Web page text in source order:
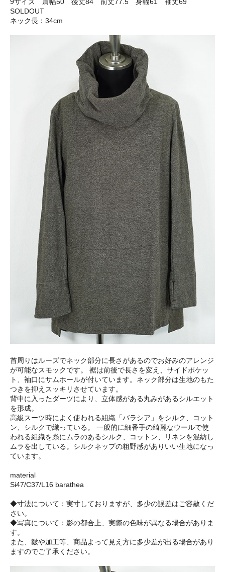
SOLDOUT
ネック長：34cm
首周りはルーズでネック部分に長さがあるのでお好みのアレンジ
が可能なスモックです。 裾は前後で長さを変え、サイドポケッ
ト、袖口にサムホールが付いています。ネック部分は生地のもた
つきを抑えスッキリさせています。
背中に入ったダーツにより、立体感がある丸みがあるシルエット
を形成。
高級スーツ時によく使われる組織「バラシア」をシルク、コット
ン、シルクで織っている。 一般的に細番手の綺麗なウールで使
われる組織を糸にムラのあるシルク、コットン、リネンを混紡し
ムラを出している。シルクネップの粗野感がありいい生地になっ
ています。
material
Si47/C37/L16 barathea
◆寸法について：実寸しておりますが、多少の誤差はご容赦くだ
さい。
◆写真について：影の都合上、実際の色味が異なる場合がありま
す。
また、皺や加工等、商品よって見え方に多少差が出る場合があり
ますのでご了承ください。